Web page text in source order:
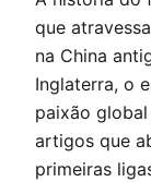
que
na China
Inglaterra, o
paixão
artigos que
primeiras